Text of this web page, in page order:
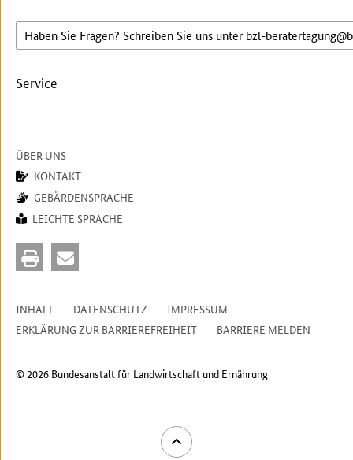
Haben Sie Fragen? Schreiben Sie uns unter bzl-beratertagung
Service
ÜBER UNS
KONTAKT
GEBÄRDENSPRACHE
LEICHTE SPRACHE
INHALT DATENSCHUTZ
IMPRESSUM
ERKLÄRUNG ZUR BARRIEREFREIHEIT
BARRIERE MELDEN
© 2026 Bundesanstalt für Landwirtschaft und Ernährung